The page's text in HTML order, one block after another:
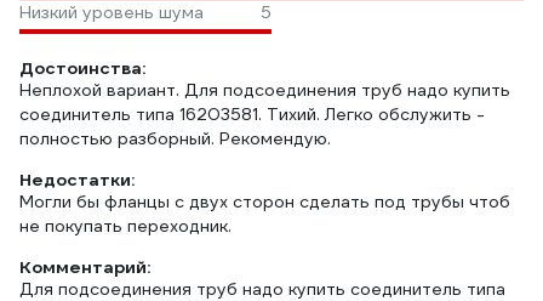
Низкий уровень шума
5
Достоинства:
Неплохой вариант. Для подсоединения труб надо купить
соединитель типа 16203581. Тихий. Легко обслужить -
полностью разборный. Рекомендую.
Недостатки:
Могли бы фланцы с двух сторон сделать под трубы чтоб
не покупать переходник.
Комментарий:
Для подсоединения труб надо купить соединитель типа